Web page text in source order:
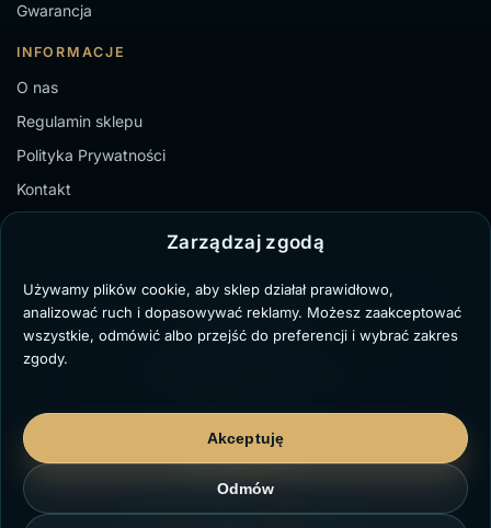
Zarządzaj zgodą
Używamy plików cookie, aby sklep działał prawidłowo,
analizować ruch i dopasowywać reklamy. Możesz zaakceptować
wszystkie, odmówić albo przejść do preferencji i wybrać zakres
zgody.
Akceptuję
Odmów
Gwarancja
INFORMACJE
O nas
Regulamin sklepu
Polityka Prywatności
Kontakt
TZ Paweł Bochenek
NIP: 6431711329
Marii Dąbrowskiej 8/3,